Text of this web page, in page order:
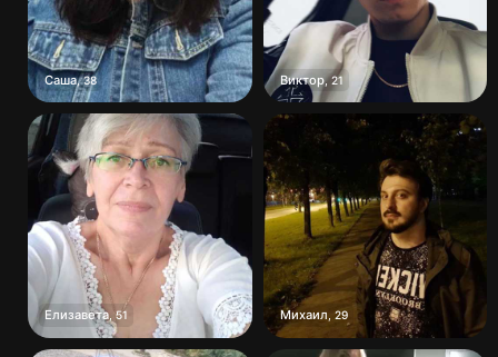
Саша,38 Виктор,21
Елизавета 51 Михаил 29